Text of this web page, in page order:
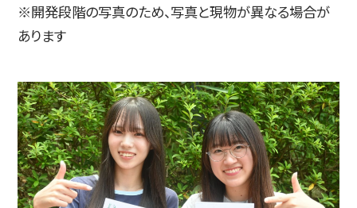
※開発段階の写真のため、写真と現物が異なる場合が
あります